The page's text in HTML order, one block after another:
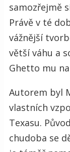
samozřejmě
Právě v té
vážnější
větší váhu a
Ghetto mu
Autorem byl
vlastních
Texasu.
chudoba se